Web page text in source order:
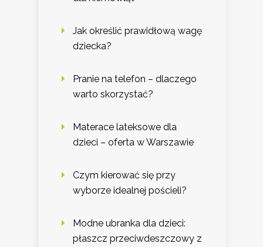
Jak określić prawidłową wagę
dziecka?
Pranie na telefon – dlaczego
warto skorzystać?
Materace lateksowe dla
dzieci – oferta w Warszawie
Czym kierować się przy
wyborze idealnej pościeli?
Modne ubranka dla dzieci:
płaszcz przeciwdeszczowy z